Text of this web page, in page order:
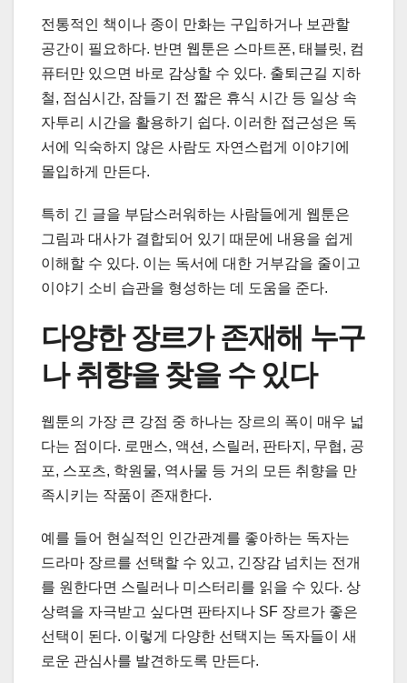
전통적인 책이나 종이 만화는 구입하거나 보관할
공간이 필요하다. 반면 웹툰은 스마트폰, 태블릿, 컴
퓨터만 있으면 바로 감상할 수 있다. 출퇴근길 지하
철, 점심시간, 잠들기 전 짧은 휴식 시간 등 일상 속
자투리 시간을 활용하기 쉽다. 이러한 접근성은 독
서에 익숙하지 않은 사람도 자연스럽게 이야기에
몰입하게 만든다.
특히 긴 글을 부담스러워하는 사람들에게 웹툰은
그림과 대사가 결합되어 있기 때문에 내용을 쉽게
이해할 수 있다. 이는 독서에 대한 거부감을 줄이고
이야기 소비 습관을 형성하는 데 도움을 준다.
다양한 장르가 존재해 누구
나 취향을 찾을 수 있다
웹툰의 가장 큰 강점 중 하나는 장르의 폭이 매우 넓
다는 점이다. 로맨스, 액션, 스릴러, 판타지, 무협, 공
포, 스포츠, 학원물, 역사물 등 거의 모든 취향을 만
족시키는 작품이 존재한다.
예를 들어 현실적인 인간관계를 좋아하는 독자는
드라마 장르를 선택할 수 있고, 긴장감 넘치는 전개
를 원한다면 스릴러나 미스터리를 읽을 수 있다. 상
상력을 자극받고 싶다면 판타지나 SF 장르가 좋은
선택이 된다. 이렇게 다양한 선택지는 독자들이 새
로운 관심사를 발견하도록 만든다.